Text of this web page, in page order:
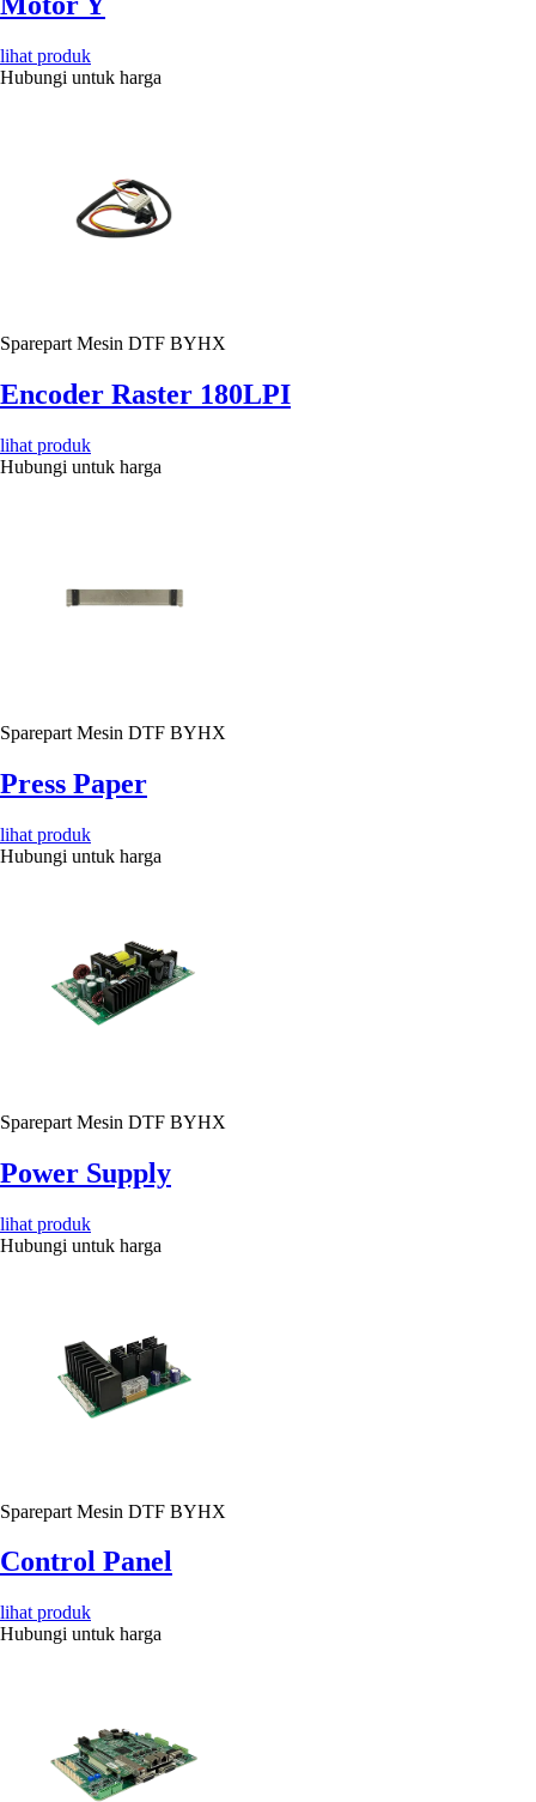
lihat produk
Hubungi untuk harga
Sparepart Mesin DTF BYHX
Encoder Raster 180LPI
lihat produk
Hubungi untuk harga
Sparepart Mesin DTF BYHX
Press Paper
lihat produk
Hubungi untuk harga
Sparepart Mesin DTF BYHX
Power Supply
lihat produk
Hubungi untuk harga
Sparepart Mesin DTF BYHX
Control Panel
lihat produk
Hubungi untuk harga